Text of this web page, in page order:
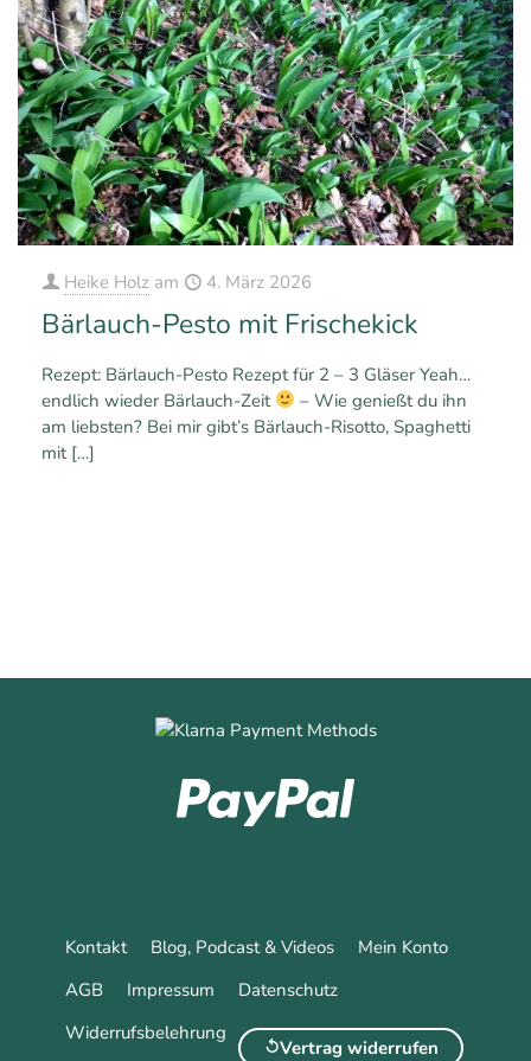
Heike Holz am 4. März 2026
Bärlauch-Pesto mit Frischekick
Rezept: Bärlauch-Pesto Rezept für 2 – 3 Gläser Yeah…
endlich wieder Bärlauch-Zeit
– Wie genießt du ihn
am liebsten? Bei mir gibt’s Bärlauch-Risotto, Spaghetti
mit[…]
Kontakt Blog, Podcast & Videos
Mein Konto
AGB
Impressum
Datenschutz
Widerrufsbelehrung
Vertrag widerrufen